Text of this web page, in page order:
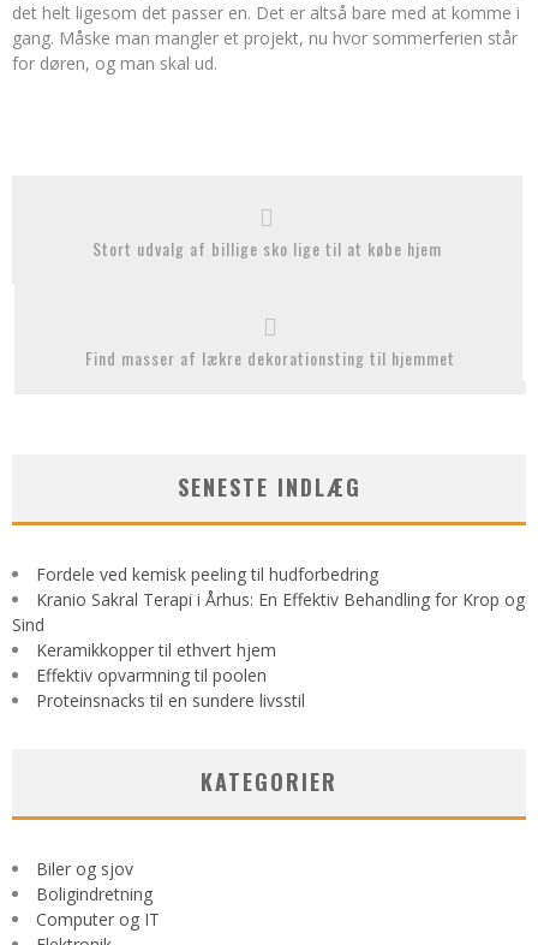
det helt ligesom det passer en. Det er altså bare med at komme i
gang. Måske man mangler et projekt, nu hvor sommerferien står
for døren, og man skal ud.
Stort udvalg af billige sko lige til at købe hjem
Find masser af lækre dekorationsting til hjemmet
SENESTE INDLÆG
Fordele ved kemisk peeling til hudforbedring
Kranio Sakral Terapi i Århus: En Effektiv Behandling for Krop og
Sind
Keramikkopper til ethvert hjem
Effektiv opvarmning til poolen
Proteinsnacks til en sundere livsstil
KATEGORIER
Biler og sjov
Boligindretning
Computer og IT